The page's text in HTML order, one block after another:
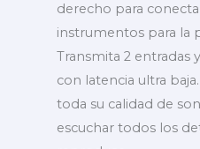
derecho para
instrumentos para la
Transmita 2 entradas
con latencia ultra
toda su calidad de
escuchar todos los